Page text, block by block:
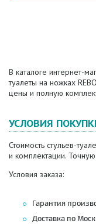
В каталоге интернет-
туалеты на ножках
цены и полную
УСЛОВИЯ
Стоимость стульев-
и комплектации.
Условия заказа:
Гарантия
Доставка по